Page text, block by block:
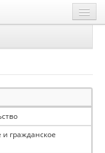
процесс
гражданское